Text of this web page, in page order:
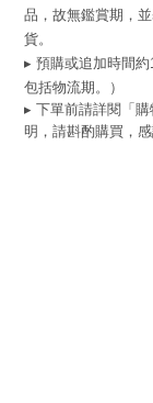
品，故無鑑賞期，
貨。
▸ 預購或追加時間
包括物流期。）
▸ 下單前請詳閱「
明，請斟酌購買，感